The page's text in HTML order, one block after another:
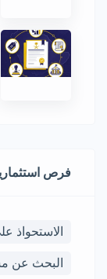
فرص
الاستحواذ
البحث عن